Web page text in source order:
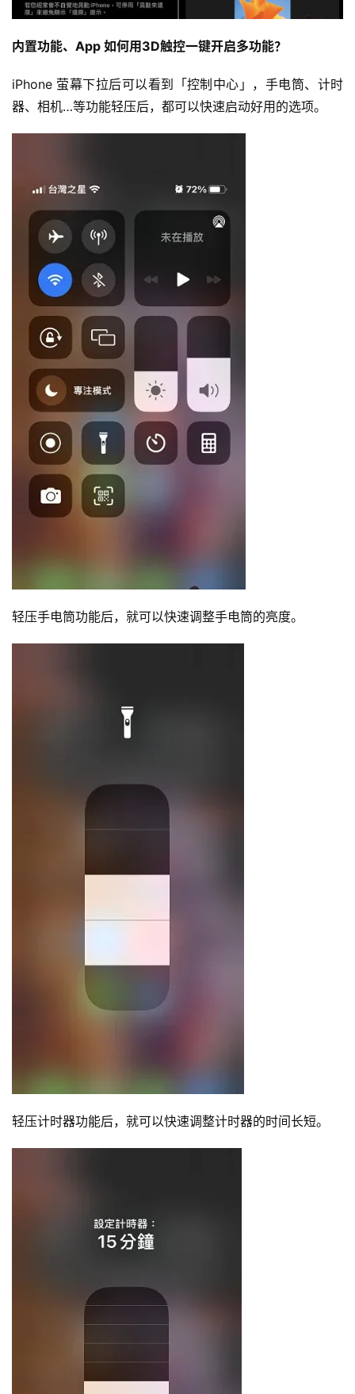
内置功能、App 如何用3D触控一键开启多功能？
iPhone 萤幕下拉后可以看到「控制中心」，手电筒、计时
器、相机…等功能轻压后，都可以快速启动好用的选项。
轻压手电筒功能后，就可以快速调整手电筒的亮度。
轻压计时器功能后，就可以快速调整计时器的时间长短。